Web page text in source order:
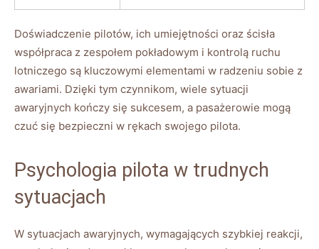
Doświadczenie⁤ pilotów, ich ‌umiejętności‍ oraz ścisła
‍współpraca z ⁢zespołem pokładowym ‌i‍ kontrolą ruchu
⁢lotniczego są kluczowymi‍ elementami w radzeniu sobie z
awariami. Dzięki tym czynnikom, ⁢wiele sytuacji
awaryjnych kończy⁣ się⁢ sukcesem, a ⁢pasażerowie mogą
czuć się ​bezpieczni ⁢w rękach ‍swojego pilota.
Psychologia pilota w trudnych
sytuacjach
W sytuacjach ⁣awaryjnych, ‌wymagających szybkiej⁤ reakcji,⁣